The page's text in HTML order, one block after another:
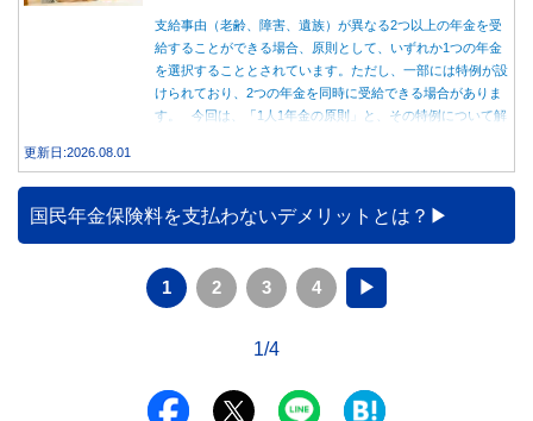
支給事由（老齢、障害、遺族）が異なる2つ以上の年金を受
給することができる場合、原則として、いずれか1つの年金
を選択することとされています。ただし、一部には特例が設
けられており、2つの年金を同時に受給できる場合がありま
す。 今回は、「1人1年金の原則」と、その特例について解
更新日:2026.08.01
国民年金保険料を支払わないデメリットとは？
1 2 3 4 ▶
1/4